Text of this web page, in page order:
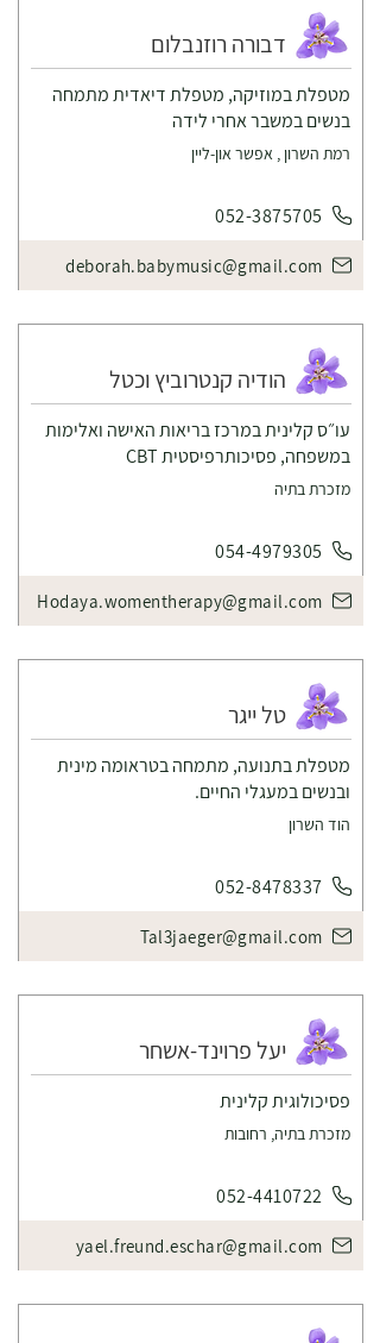
מטפלת במוזיקה, מטפלת דיאדית מתמחה
בנשים במשבר אחרי לידה
רמת השרון , אפשר און-ליין
deborah.babymusic@gmail.com
052-3875705
דבורה רוזנבלום
עו״ס קלינית במרכז בריאות האישה ואלימות
במשפחה, פסיכותרפיסטית CBT
מזכרת בתיה
Hodaya.womentherapy@gmail.com
054-4979305
הודיה קנטרוביץ וכטל
מטפלת בתנועה, מתמחה בטראומה מינית
ובנשים במעגלי החיים.
הוד השרון
Tal3jaeger@gmail.com
052-8478337
טל ייגר
פסיכולוגית קלינית
מזכרת בתיה, רחובות
yael.freund.eschar@gmail.com
052-4410722
יעל פרוינד-אשחר